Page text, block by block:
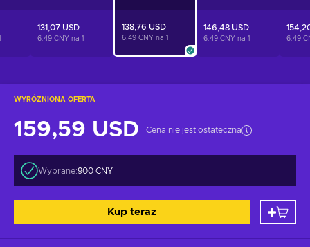
WYRÓŻNIONA OFERTA
159,59 USD Cena nie jest ostateczna
Wybrane:900 CNY
Kup teraz
131,07 USD
6.49 CNY na 1
138,76 USD
6.49 CNY na 1
146,48 USD
6.49 CNY na 1 6.49